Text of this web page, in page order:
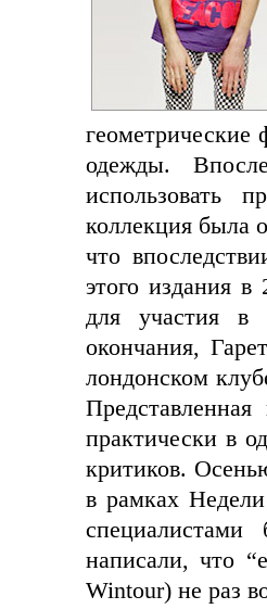
геометрические
одежды.
использовать
коллекция была
что
этого издания в
для участия в
окончания,
лондонском
практически в
критиков.
в рамках
специалистами
написали, что
Wintour) не раз